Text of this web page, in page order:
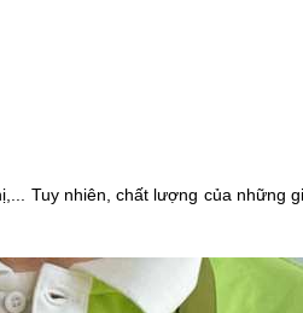
Tuy nhiên, chất lượng của những